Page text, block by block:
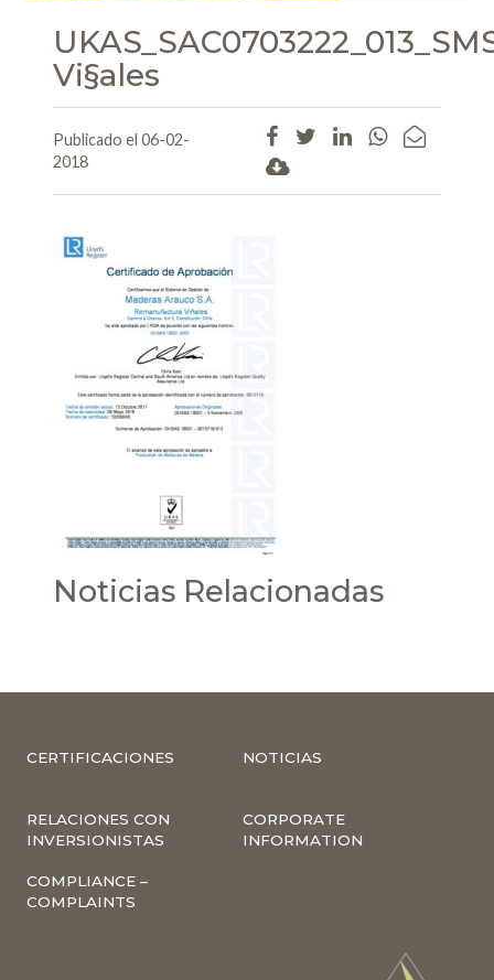
Vi§ales
Publicado el 06-02-
2018
Noticias Relacionadas
CERTIFICACIONES NOTICIAS
RELACIONES CON
INVERSIONISTAS
CORPORATE
INFORMATION
COMPLIANCE –
COMPLAINTS